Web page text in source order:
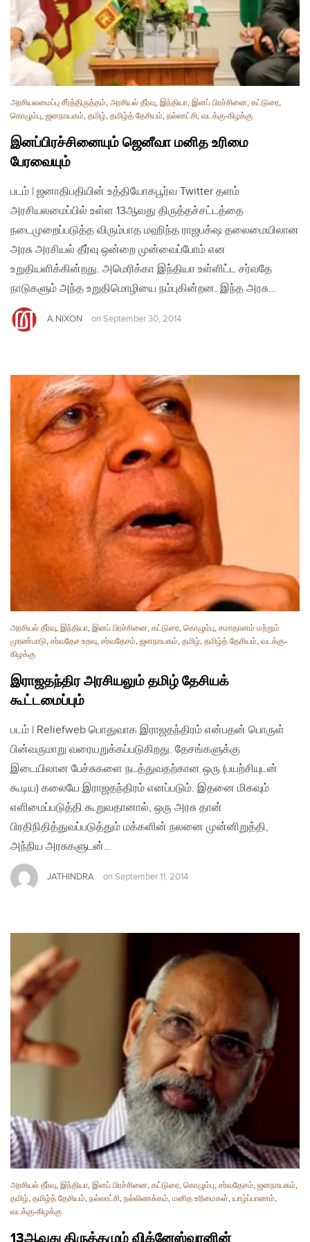
அரசியலமைப்பு சீர்த்திருத்தம், அரசியல் தீர்வு, இந்தியா, இனப் பிரச்சினை, கட்டுரை,
கொழும்பு, ஜனநாயகம், தமிழ், தமிழ்த் தேசியம், நல்லாட்சி, வடக்கு-கிழக்கு
இனப்பிரச்சினையும் ஜெனீவா மனித உரிமை
பேரவையும்
படம் | ஜனாதிபதியின் உத்தியோகபூர்வ Twitter தளம்
அரசியலமைப்பில் உள்ள 13ஆவது திருத்தச்சட்டத்தை
நடைமுறைப்படுத்த விரும்பாத மஹிந்த ராஜபக்‌ஷ தலைமையிலான
அரசு அரசியல் தீர்வு ஒன்றை முன்வைப்போம் என
உறுதியளிக்கின்றது. அமெரிக்கா இந்தியா உள்ளிட்ட சர்வதே
நாடுகளும் அந்த உறுதிமொழியை நம்புகின்றன. இந்த அரசு…
A.NIXON on September 30, 2014
அரசியல் தீர்வு, இந்தியா, இனப் பிரச்சினை, கட்டுரை, கொழும்பு, சமாதானம் மற்றும்
முரண்பாடு, சர்வதேச உறவு, சர்வதேசம், ஜனநாயகம், தமிழ், தமிழ்த் தேசியம், வடக்கு-
கிழக்கு
இராஜதந்திர அரசியலும் தமிழ் தேசியக்
கூட்டமைப்பும்
படம் | Reliefweb பொதுவாக இராஜதந்திரம் என்பதன் பொருள்
பின்வருமாறு வரையறுக்கப்படுகிறது. தேசங்களுக்கு
இடையிலான பேச்சுகளை நடத்துவதற்கான ஒரு (பயற்சியுடன்
கூடிய) கலையே இராஜதந்திரம் எனப்படும். இதனை மிகவும்
எளிமைப்படுத்தி கூறுவதானால், ஒரு அரசு தான்
பிரதிநிதித்துவப்படுத்தும் மக்களின் நலனை முன்னிறுத்தி,
அந்நிய அரசுகளுடன்…
JATHINDRA on September 11, 2014
அரசியல் தீர்வு, இந்தியா, இனப் பிரச்சினை, கட்டுரை, கொழும்பு, சர்வதேசம், ஜனநாயகம்,
தமிழ், தமிழ்த் தேசியம், நல்லாட்சி, நல்லிணக்கம், மனித உரிமைகள், யாழ்ப்பாணம்,
வடக்கு-கிழக்கு